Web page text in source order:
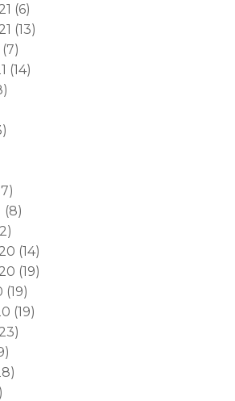
(6)
(13)
(7)
(14)
(8)
(14)
(19)
(19)
(19)